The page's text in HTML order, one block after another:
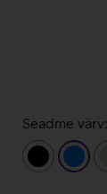
Seadme värv:
must
sinine